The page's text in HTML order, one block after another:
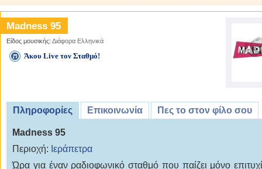
Madness 95
Είδος μουσικής: Διάφορα Ελληνικά
Άκου Live τον Σταθμό!
Πληροφορίες Επικοινωνία Πες το στον φίλο σου
Madness 95
Περιοχή: Ιεράπετρα
Ώρα για έναν ραδιοφωνικό σταθμό που παίζει μόνο